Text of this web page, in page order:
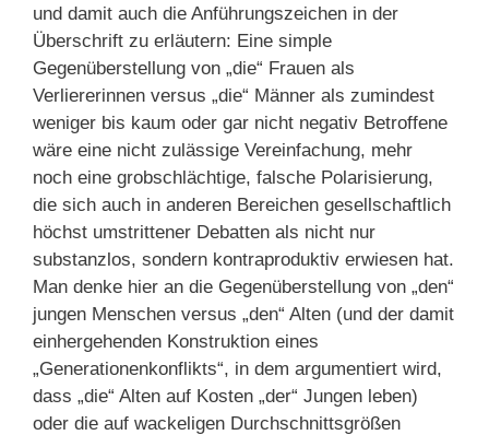
und damit auch die Anführungszeichen in der
Überschrift zu erläutern: Eine simple
Gegenüberstellung von „die“ Frauen als
Verliererinnen versus „die“ Männer als zumindest
weniger bis kaum oder gar nicht negativ Betroffene
wäre eine nicht zulässige Vereinfachung, mehr
noch eine grobschlächtige, falsche Polarisierung,
die sich auch in anderen Bereichen gesellschaftlich
höchst umstrittener Debatten als nicht nur
substanzlos, sondern kontraproduktiv erwiesen hat.
Man denke hier an die Gegenüberstellung von „den“
jungen Menschen versus „den“ Alten (und der damit
einhergehenden Konstruktion eines
„Generationenkonflikts“, in dem argumentiert wird,
dass „die“ Alten auf Kosten „der“ Jungen leben)
oder die auf wackeligen Durchschnittsgrößen